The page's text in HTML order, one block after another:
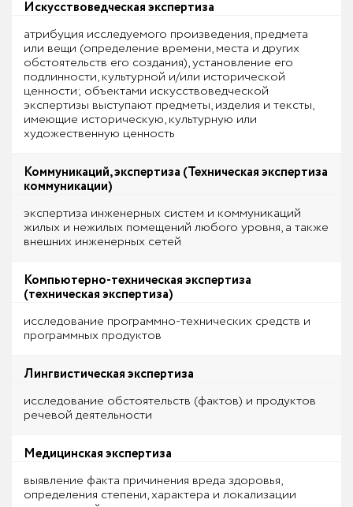
Искусствоведческая экспертиза
атрибуция исследуемого произведения, предмета
или вещи (определение времени, места и других
обстоятельств его создания), установление его
подлинности, культурной и/или исторической
ценности; объектами искусствоведческой
экспертизы выступают предметы, изделия и тексты,
имеющие историческую, культурную или
художественную ценность
Коммуникаций, экспертиза (Техническая экспертиза
коммуникации)
экспертиза инженерных систем и коммуникаций
жилых и нежилых помещений любого уровня, а также
внешних инженерных сетей
Компьютерно-техническая экспертиза
(техническая экспертиза)
исследование программно-технических средств и
программных продуктов
Лингвистическая экспертиза
исследование обстоятельств (фактов) и продуктов
речевой деятельности
Медицинская экспертиза
выявление факта причинения вреда здоровья,
определения степени, характера и локализации